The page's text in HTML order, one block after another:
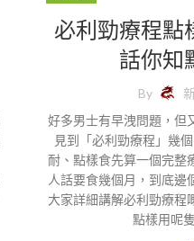
必利勁療程點
話你知
By
好多男士有早洩問題，但
見到「必利勁療程」幾
耐、點樣食先算一個完整
人話要食幾個月，到底邊
大家詳細講解必利勁療程
點樣用呢